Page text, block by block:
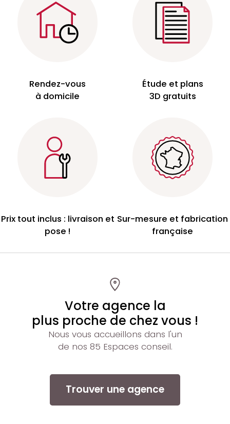
Rendez-vous
à domicile
Étude et plans
3D gratuits
Prix tout inclus : livraison et
pose !
Sur-mesure et fabrication
française
Votre agence la
plus proche de chez vous !
Nous vous accueillons dans l'un
de nos 85 Espaces conseil.
Trouver une agence